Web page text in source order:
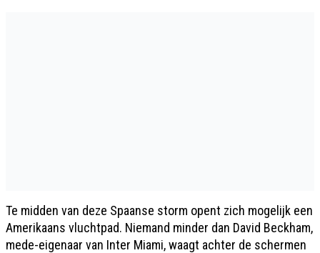
Te midden van deze Spaanse storm opent zich mogelijk een
Amerikaans vluchtpad. Niemand minder dan David Beckham,
mede-eigenaar van Inter Miami, waagt achter de schermen